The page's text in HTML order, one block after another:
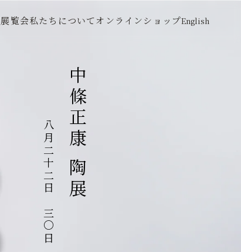
展覧会私たちについてオンラインショップEnglish
中條正康 陶展
八月二十二日～三〇日